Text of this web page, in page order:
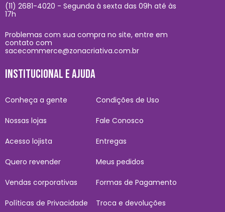
(11) 2681-4020 - Segunda à sexta das 09h até às
17h
Problemas com sua compra no site, entre em
contato com
sacecommerce@zonacriativa.com.br
INSTITUCIONAL E AJUDA
Conheça a gente
Nossas lojas
Acesso lojista
Quero revender
Vendas corporativas
Políticas de Privacidade
Condições de Uso
Fale Conosco
Entregas
Meus pedidos
Formas de Pagamento
Troca e devoluções